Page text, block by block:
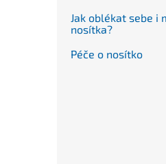
Jak oblékat sebe i
nosítka?
Péče o nosítko